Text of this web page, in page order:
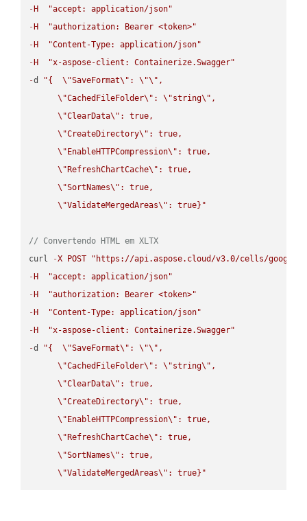
- H
"accept: application/json"
- H
"authorization: Bearer <token>"
- H
"Content-Type: application/json"
- H
"x-aspose-client: Containerize.Swagger"
-d "{ \"SaveFormat\" : \"\" ,
\"CachedFileFolder\" : \"string\" ,
\"ClearData\" : true,
\"CreateDirectory\" : true,
\" EnableHTTPCompression\" : true,
\" RefreshChartCache\" : true,
\"SortNames\" : true,
\"ValidateMergedAreas\" : true}"
// Convertendo HTML em XLTX
curl
-X POST
"https://api.aspose.cloud/v3.0/cells/
- H
"accept: application/json"
- H
"authorization: Bearer <token>"
- H
"Content-Type: application/json"
- H
"x-aspose-client: Containerize.Swagger"
-d "{ \"SaveFormat\" : \"\" ,
\"CachedFileFolder\" : \"string\" ,
\"ClearData\" : true,
\"CreateDirectory\" : true,
\" EnableHTTPCompression\" : true,
\" RefreshChartCache\" : true,
\"SortNames\" : true,
\"ValidateMergedAreas\" : true}"